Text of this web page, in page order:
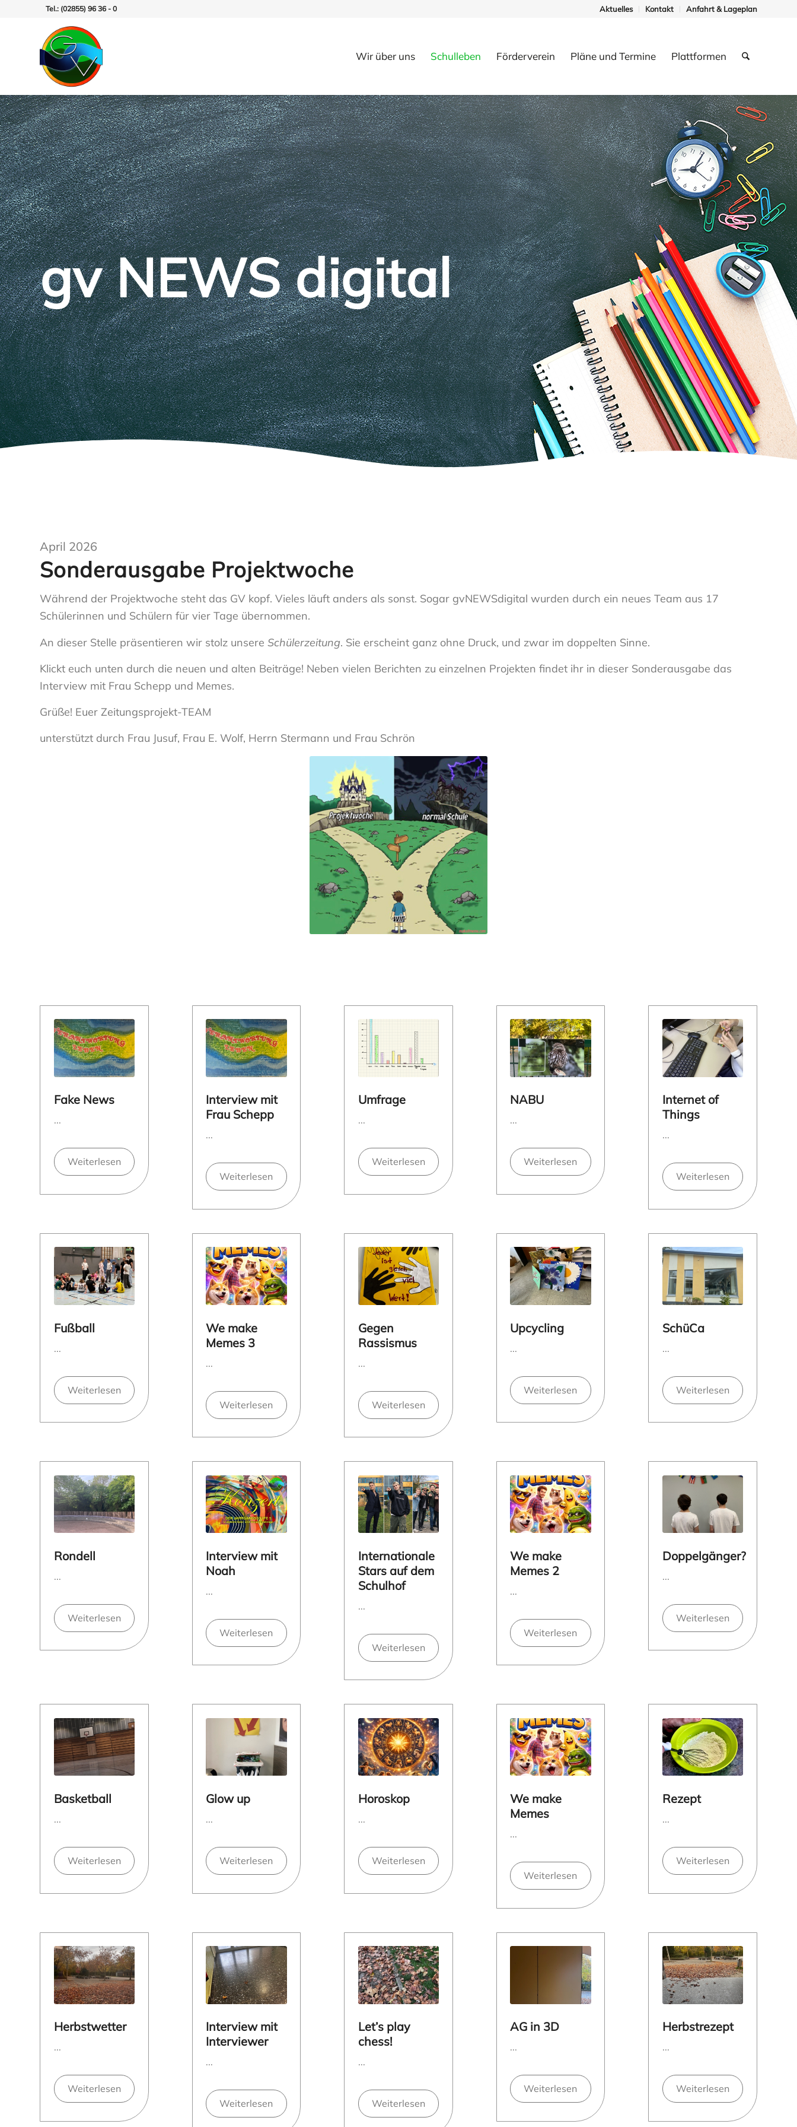
Aktuelles Kontakt Anfahrt & Lageplan
Tel.: (02855) 96 36 - 0
Wir über uns Schulleben Förderverein Pläne und Termine Plattformen
gv NEWS digital
April 2026
Sonderausgabe Projektwoche
Während der Projektwoche steht das GV kopf. Vieles läuft anders als sonst. Sogar gvNEWSdigital wurden durch ein neues Team aus 17
Schülerinnen und Schülern für vier Tage übernommen.
An dieser Stelle präsentieren wir stolz unsere Schülerzeitung. Sie erscheint ganz ohne Druck, und zwar im doppelten Sinne.
Klickt euch unten durch die neuen und alten Beiträge! Neben vielen Berichten zu einzelnen Projekten findet ihr in dieser Sonderausgabe das
Interview mit Frau Schepp und Memes.
Grüße! Euer Zeitungsprojekt-TEAM
unterstützt durch Frau Jusuf, Frau E. Wolf, Herrn Stermann und Frau Schrön
Fake News
...
Weiterlesen
Interview mit
Frau Schepp
...
Weiterlesen
Umfrage
...
Weiterlesen
NABU
...
Weiterlesen
Internet of
Things
...
Weiterlesen
Fußball
...
Weiterlesen
We make
Memes 3
...
Weiterlesen
Gegen
Rassismus
...
Weiterlesen
Upcycling
...
Weiterlesen
SchüCa
...
Weiterlesen
Rondell
...
Weiterlesen
Interview mit
Noah
...
Weiterlesen
Internationale
Stars auf dem
Schulhof
...
Weiterlesen
We make
Memes 2
...
Weiterlesen
Doppelgänger?
...
Weiterlesen
Basketball
...
Weiterlesen
Glow up
...
Weiterlesen
Horoskop
...
Weiterlesen
We make
Memes
...
Weiterlesen
Rezept
...
Weiterlesen
Herbstwetter
...
Weiterlesen
Interview mit
Interviewer
...
Weiterlesen
Let’s play
chess!
...
Weiterlesen
AG in 3D
...
Weiterlesen
Herbstrezept
...
Weiterlesen